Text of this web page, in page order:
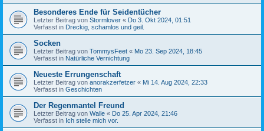
Besonderes Ende für Seidentücher
Letzter Beitrag von Stormlover « Do 3. Okt 2024, 01:51
Verfasst in Dreckig, schamlos und geil.
Socken
Letzter Beitrag von TommysFeet « Mo 23. Sep 2024, 18:45
Verfasst in Natürliche Vernichtung
Neueste Errungenschaft
Letzter Beitrag von anorakzerfetzer « Mi 14. Aug 2024, 22:33
Verfasst in Geschichten
Der Regenmantel Freund
Letzter Beitrag von Walle « Do 25. Apr 2024, 21:46
Verfasst in Ich stelle mich vor.